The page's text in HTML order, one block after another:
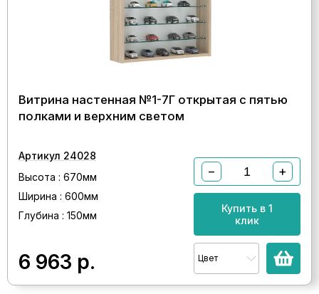
Витрина настенная №1-7Г открытая с пятью
полками и верхним светом
Артикул 24028
Высота : 670мм
Ширина : 600мм
Глубина : 150мм
6 963 р.
− +
Купить в 1
клик
Цвет